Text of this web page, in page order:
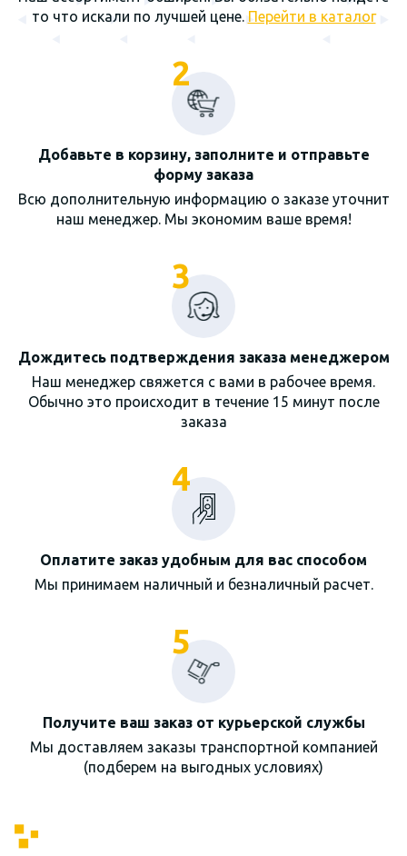
то что искали по лучшей цене. Перейти в каталог
2
Добавьте в корзину, заполните и отправьте
форму заказа
Всю дополнительную информацию о заказе уточнит
наш менеджер. Мы экономим ваше время!
3
Дождитесь подтверждения заказа менеджером
Наш менеджер свяжется с вами в рабочее время.
Обычно это происходит в течение 15 минут после
заказа
4
Оплатите заказ удобным для вас способом
Мы принимаем наличный и безналичный расчет.
5
Получите ваш заказ от курьерской службы
Мы доставляем заказы транспортной компанией
(подберем на выгодных условиях)